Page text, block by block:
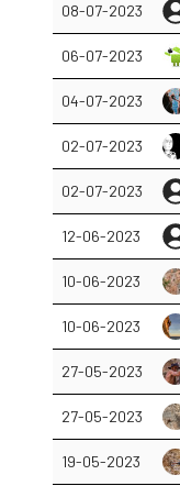
08-07-2023
06-07-2023
04-07-2023
02-07-2023
02-07-2023
12-06-2023
10-06-2023
10-06-2023
27-05-2023
27-05-2023
19-05-2023